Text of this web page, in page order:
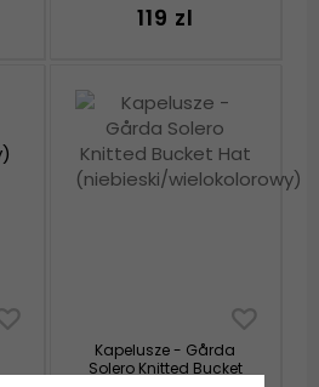
119 zl
Kapelusze - Gårda
Solero Knitted Bucket